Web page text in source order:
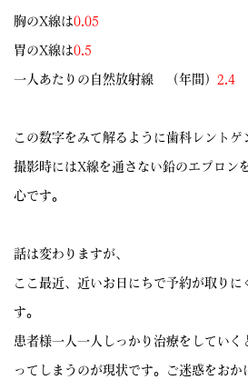
胸のX線は0.05
胃のX線は0.5
一人あたりの自然放射線 （年間） 2.4
この数字をみて解るように歯科レントゲ
撮影時にはX線を通さない鉛のエプロン
心です。
話は変わりますが、
ここ最近、近いお日にちで予約が取りに
す。
患者様一人一人しっかり治療をしていく
ってしまうのが現状です。ご迷惑をおか